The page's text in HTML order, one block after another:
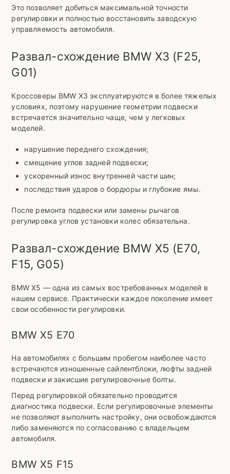
Это позволяет добиться максимальной точности
регулировки и полностью восстановить заводскую
управляемость автомобиля.
Развал-схождение BMW X3 (F25,
G01)
Кроссоверы BMW X3 эксплуатируются в более тяжелых
условиях, поэтому нарушение геометрии подвески
встречается значительно чаще, чем у легковых
моделей.
нарушение переднего схождения;
смещение углов задней подвески;
ускоренный износ внутренней части шин;
последствия ударов о бордюры и глубокие ямы.
После ремонта подвески или замены рычагов
регулировка углов установки колес обязательна.
Развал-схождение BMW X5 (E70,
F15, G05)
BMW X5 — одна из самых востребованных моделей в
нашем сервисе. Практически каждое поколение имеет
свои особенности регулировки.
BMW X5 E70
На автомобилях с большим пробегом наиболее часто
встречаются изношенные сайлентблоки, люфты задней
подвески и закисшие регулировочные болты.
Перед регулировкой обязательно проводится
диагностика подвески. Если регулировочные элементы
не позволяют выполнить настройку, они освобождаются
либо заменяются по согласованию с владельцем
автомобиля.
BMW X5 F15